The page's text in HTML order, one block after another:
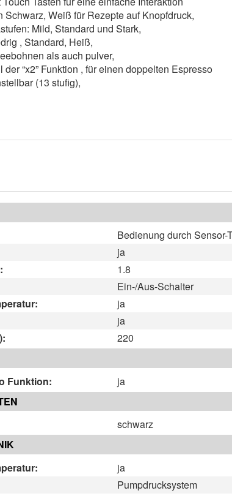
Schwarz, Weiß für Rezepte auf Knopfdruck,
Mild, Standard und Stark,
, Standard, Heiß,
als auch pulver,
“x2” Funktion , für einen doppelten Espresso
(13 stufig),
Bedienung durch Sensor-
ja
1.8
Ein-/Aus-Schalter
ja
ja
220
Funktion:
ja
schwarz
ja
Pumpdrucksystem